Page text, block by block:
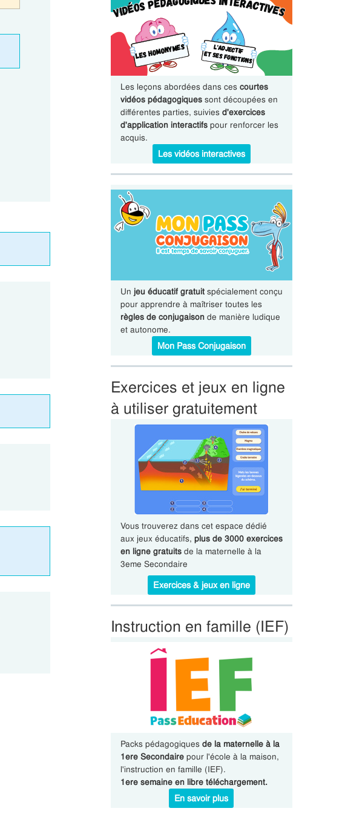
Les leçons abordées dans ces courtes
vidéos pédagogiquessont découpées en
différentes parties, suivies d'exercices
d'application interactifspour renforcer les
acquis.
Les vidéos interactives
Un jeu éducatif gratuitspécialement conçu
pour apprendre à maîtriser toutes les
règles de conjugaisonde manière ludique
et autonome.
Mon Pass Conjugaison
Exercices et jeux en ligne
à utiliser gratuitement
Vous trouverez dans cet espace dédié
aux jeux éducatifs, plus de 3000 exercices
en ligne gratuitsde la maternelle à la
3eme Secondaire
Exercices & jeux en ligne
Instruction en famille (IEF)
Packs pédagogiques de la maternelle à la
1ere Secondairepour l'école à la maison,
l'instruction en famille (IEF).
1ere semaine en libre téléchargement.
En savoir plus